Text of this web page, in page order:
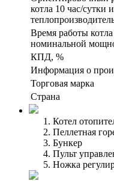
котла 10 час/сутки
Время работы
номинальной
КПД, %
Информация о
Торговая марка
Страна
Котел
Пеллетная
Бункер
Пульт
Ножка